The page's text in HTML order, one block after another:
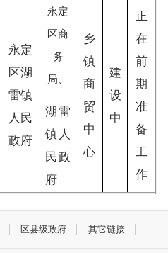
永定
区湖
雷镇
人民
政府
永定
区商
务
局、
湖雷
镇人
民政
府
乡
镇
商
贸
中
心
建
设
中
正
在
前
期
准
备
工
作
区县级政府 其它链接